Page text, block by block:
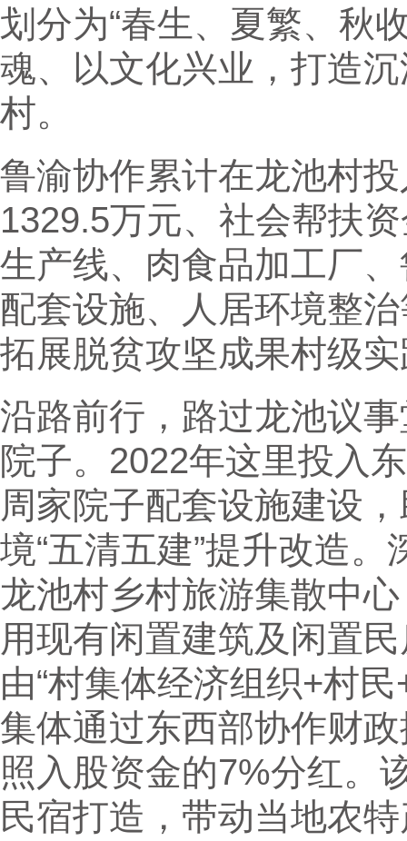
划分为“春生、夏繁、秋
魂、以文化兴业，打造
村。
鲁渝协作累计在龙池村
1329.5万元、社会帮扶
生产线、肉食品加工厂
配套设施、人居环境整
拓展脱贫攻坚成果村级
沿路前行，路过龙池议
院子。2022年这里投入
周家院子配套设施建设
境“五清五建”提升改造
龙池村乡村旅游集散中
用现有闲置建筑及闲置
由“村集体经济组织+村
集体通过东西部协作财
照入股资金的7%分红。
民宿打造，带动当地农